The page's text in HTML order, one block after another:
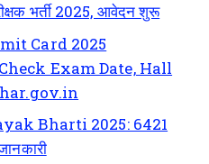
भर्ती 2025, आवेदन शुरू
Card 2025
Exam Date, Hall
Bharti 2025: 6421